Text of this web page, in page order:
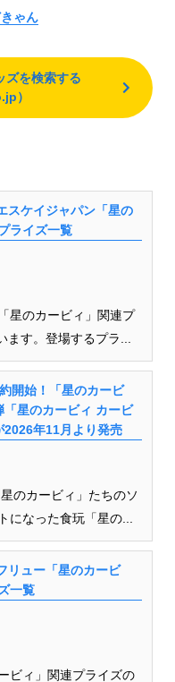
ゃん
ズを検索する
）
スケイジャパン「星の
ライズ一覧
星のカービィ」関連プ
す。登場するプラ...
開始！「星のカービ
「星のカービィ カービ
2026年11月より発売
のカービィ」たちのソ
になった食玩「星の...
リュー「星のカービ
一覧
ビィ」関連プライズの